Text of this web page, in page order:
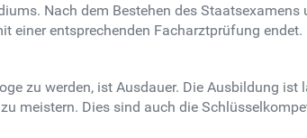
Nach dem Bestehen des
einer entsprechenden Facharztprüfung endet.
zu werden, ist Ausdauer. Die Ausbildung
meistern. Dies sind auch die